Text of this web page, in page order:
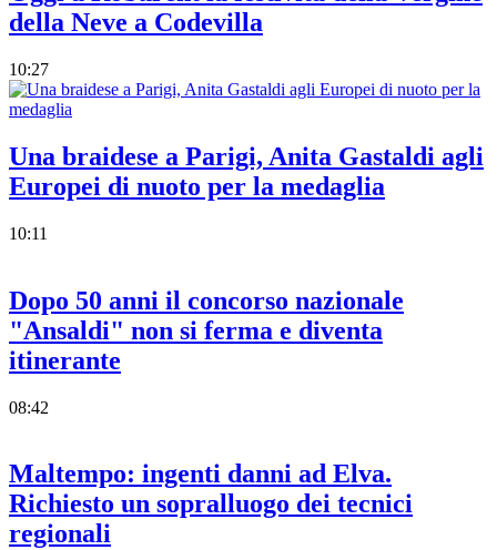
della Neve a Codevilla
10:27
Una braidese a Parigi, Anita Gastaldi agli
Europei di nuoto per la medaglia
10:11
Dopo 50 anni il concorso nazionale
"Ansaldi" non si ferma e diventa
itinerante
08:42
Maltempo: ingenti danni ad Elva.
Richiesto un sopralluogo dei tecnici
regionali